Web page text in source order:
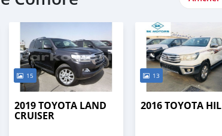
15
2019 TOYOTA LAND
CRUISER
13
2016 TOYOTA